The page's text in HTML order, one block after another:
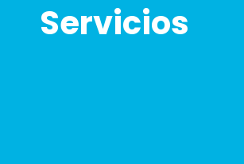
Servicios